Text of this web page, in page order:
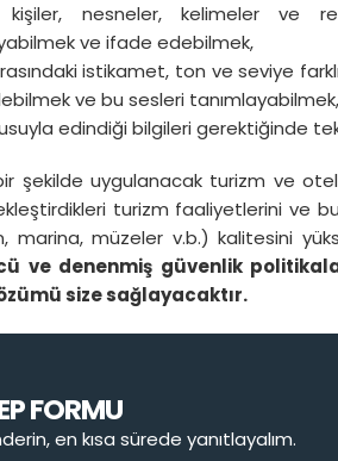
kişiler, nesneler, kelimeler ve
ve ifade edebilmek,
istikamet, ton ve seviye
ve bu sesleri tanımlayabilmek,
edindiği bilgileri gerektiğinde
şekilde uygulanacak turizm ve
turizm faaliyetlerini ve
marina, müzeler v.b.) kalitesini
ve denenmiş güvenlik
size sağlayacaktır.
FORMU
en kısa sürede yanıtlayalım.